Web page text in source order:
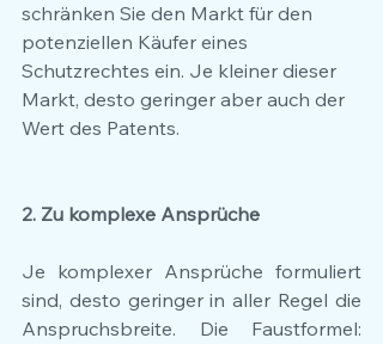
schränken Sie den Markt für den
potenziellen Käufer eines
Schutzrechtes ein. Je kleiner dieser
Markt, desto geringer aber auch der
Wert des Patents.
2. Zu komplexe Ansprüche
Je komplexer Ansprüche formuliert
sind, desto geringer in aller Regel die
Anspruchsbreite. Die Faustformel: